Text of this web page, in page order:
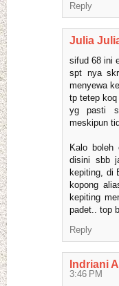
Reply
Julia
sifud 68 ini
spt nya
menyewa
tp tetep koq
yg pasti
meskipun
Kalo
disini sbb
kepiting, di
kopong
kepiting
padet.. top
Reply
Indriani
3:46 PM